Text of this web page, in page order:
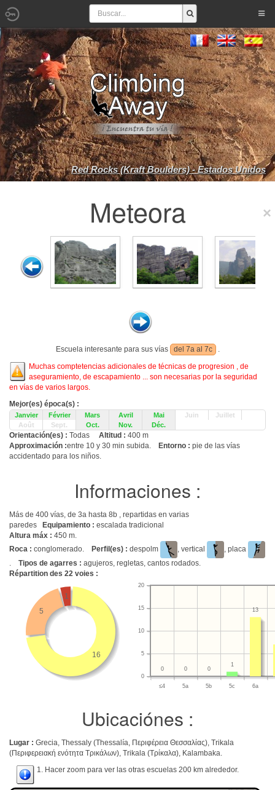
Red Rocks (Kraft Boulders) - Estados Unidos
Meteora
Escuela interesante para sus vías del 7a al 7c
.
Muchas comptetencias adicionales de técnicas de progresion , de
aseguramiento, de escapamiento ... son necesarias por la seguridad
en vías de varios largos.
Mejor(es) época(s) :
Janvier Février Mars Avril Mai Juin
Juillet
Août
Sept. Oct. Nov. Déc.
Orientación(es) : Todas Altitud : 400 m
Approximación :entre 10 y 30 min subida. Entorno : pie de las vías
accidentado para los niños.
Informaciones :
Más de 400 vías, de 3a hasta 8b , repartidas en varias
paredes
Equipamiento : escalada tradicional
Altura máx : 450 m.
Roca : conglomerado. Perfil(es) : despolm , vertical
, placa
. Tipos de agarres : agujeros, regletas, cantos rodados.
Répartition des 22 voies :
16
5
1
≤4 5a 5b 5c 6a
0
5
10
15
20
13
1
0
0
0
Ubicaciónes :
Lugar : Grecia, Thessaly (Thessalía, Περιφέρεια Θεσσαλίας), Trikala
(Περιφερειακή ενότητα Τρικάλων), Trikala (Τρίκαλα), Kalambaka.
1. Hacer zoom para ver las otras escuelas 200 km alrededor.